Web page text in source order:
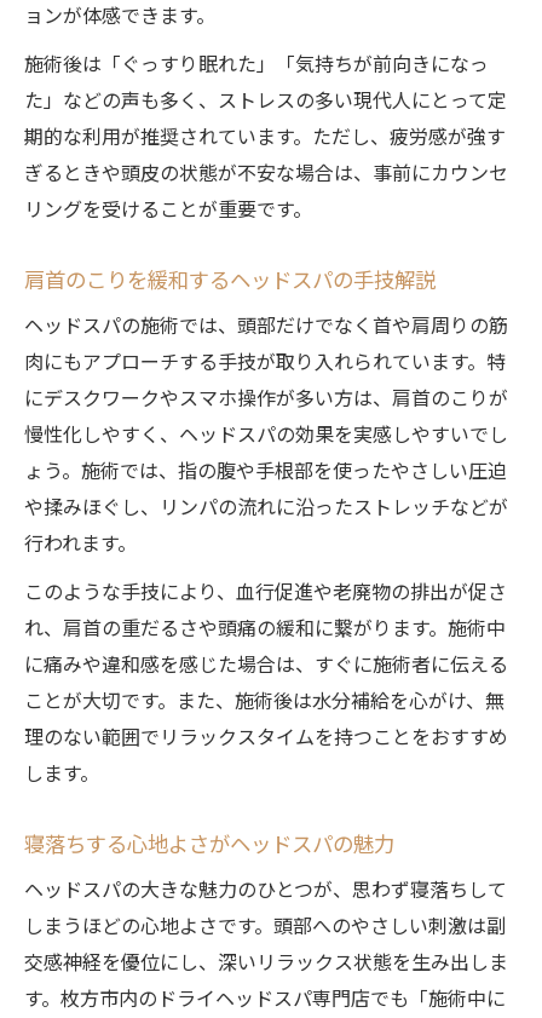
ョンが体感できます。
施術後は「ぐっすり眠れた」「気持ちが前向きになっ
た」などの声も多く、ストレスの多い現代人にとって定
期的な利用が推奨されています。ただし、疲労感が強す
ぎるときや頭皮の状態が不安な場合は、事前にカウンセ
リングを受けることが重要です。
肩首のこりを緩和するヘッドスパの手技解説
ヘッドスパの施術では、頭部だけでなく首や肩周りの筋
肉にもアプローチする手技が取り入れられています。特
にデスクワークやスマホ操作が多い方は、肩首のこりが
慢性化しやすく、ヘッドスパの効果を実感しやすいでし
ょう。施術では、指の腹や手根部を使ったやさしい圧迫
や揉みほぐし、リンパの流れに沿ったストレッチなどが
行われます。
このような手技により、血行促進や老廃物の排出が促さ
れ、肩首の重だるさや頭痛の緩和に繋がります。施術中
に痛みや違和感を感じた場合は、すぐに施術者に伝える
ことが大切です。また、施術後は水分補給を心がけ、無
理のない範囲でリラックスタイムを持つことをおすすめ
します。
寝落ちする心地よさがヘッドスパの魅力
ヘッドスパの大きな魅力のひとつが、思わず寝落ちして
しまうほどの心地よさです。頭部へのやさしい刺激は副
交感神経を優位にし、深いリラックス状態を生み出しま
す。枚方市内のドライヘッドスパ専門店でも「施術中に